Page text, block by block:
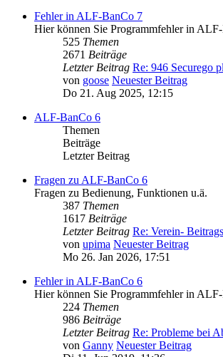
Fehler in ALF-BanCo 7
Hier können Sie Programmfehler in
525 Themen
2671 Beiträge
Letzter Beitrag Re: 946 Securego
von goose Neuester Beitrag
Do 21. Aug 2025, 12:15
ALF-BanCo 6
Themen
Beiträge
Letzter Beitrag
Fragen zu ALF-BanCo 6
Fragen zu Bedienung, Funktionen u.ä.
387 Themen
1617 Beiträge
Letzter Beitrag Re: Verein-
von upima Neuester Beitrag
Mo 26. Jan 2026, 17:51
Fehler in ALF-BanCo 6
Hier können Sie Programmfehler in
224 Themen
986 Beiträge
Letzter Beitrag Re: Probleme bei
von Ganny Neuester Beitrag